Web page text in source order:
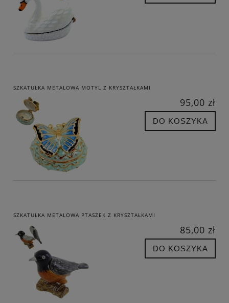
SZKATUŁKA METALOWA MOTYL Z KRYSZTAŁKAMI
95,00 zł
DO KOSZYKA
SZKATUŁKA METALOWA PTASZEK Z KRYSZTAŁKAMI
85,00 zł
DO KOSZYKA